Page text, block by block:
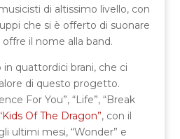
di altissimo livello, con
che si è offerto di suonare
il nome alla band.
in quattordici brani, che ci
di questo progetto.
For You”, “Life”, “Break
Of The Dragon”, con il
ultimi mesi, “Wonder” e